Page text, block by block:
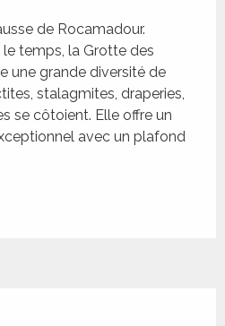
de Rocamadour.
temps, la Grotte des
une grande diversité de
stalagmites, draperies,
se côtoient. Elle offre un
avec un plafond